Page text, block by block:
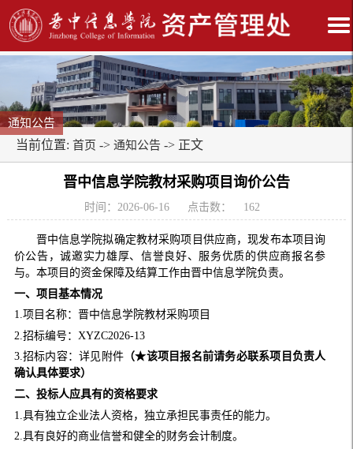
通知公告
当前位置: 首页 -> 通知公告 -> 正文
晋中信息学院教材采购项目询价公告
时间：2026-06-16 点击数： 162
晋中信息学院拟确定教材采购项目供应商，现发布本项目询
价公告，诚邀实力雄厚、信誉良好、服务优质的供应商报名参
与。本项目的资金保障及结算工作由晋中信息学院负责。
一、 项目 基本情况
1.项目名称：晋中信息学院教材采购项目
2.招标编号：XYZC2026-13
3.招标内容：详见附件 （★该项目报名前请务必联系项目负责人
确认具体要求）
二、 投标人应具有的资格要求
1.具有独立企业法人资格，独立承担民事责任的能力。
2.具有良好的商业信誉和健全的财务会计制度。